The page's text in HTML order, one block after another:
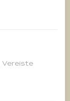
Vereiste